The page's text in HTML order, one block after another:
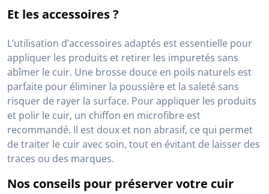
Et les accessoires ?
L’utilisation d’accessoires adaptés est essentielle pour
appliquer les produits et retirer les impuretés sans
abîmer le cuir. Une brosse douce en poils naturels est
parfaite pour éliminer la poussière et la saleté sans
risquer de rayer la surface. Pour appliquer les produits
et polir le cuir, un chiffon en microfibre est
recommandé. Il est doux et non abrasif, ce qui permet
de traiter le cuir avec soin, tout en évitant de laisser des
traces ou des marques.
Nos conseils pour préserver votre cuir